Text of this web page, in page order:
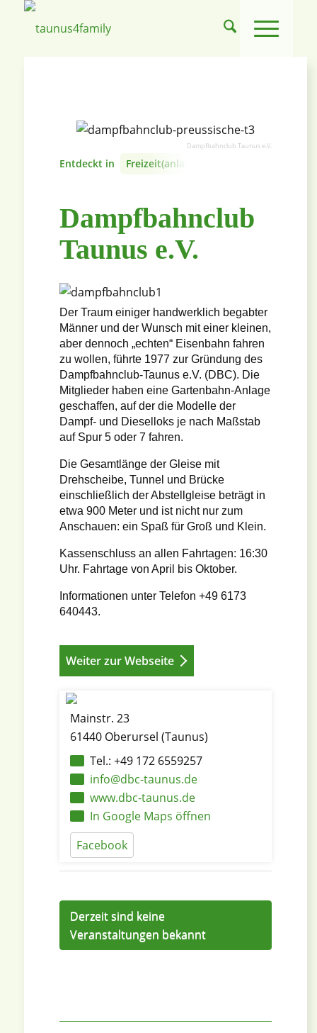
Dampfbahnclub Taunus e.V.
Entdeckt in Freizeit(anlage) - und Erlebnispark
Dampfbahnclub
Taunus e.V.
Der Traum einiger handwerklich begabter
Männer und der Wunsch mit einer kleinen,
aber dennoch „echten“ Eisenbahn fahren
zu wollen, führte 1977 zur Gründung des
Dampfbahnclub-Taunus e.V. (DBC). Die
Mitglieder haben eine Gartenbahn-Anlage
geschaffen, auf der die Modelle der
Dampf- und Dieselloks je nach Maßstab
auf Spur 5 oder 7 fahren.
Die Gesamtlänge der Gleise mit
Drehscheibe, Tunnel und Brücke
einschließlich der Abstellgleise beträgt in
etwa 900 Meter und ist nicht nur zum
Anschauen: ein Spaß für Groß und Klein.
Kassenschluss an allen Fahrtagen: 16:30
Uhr. Fahrtage von April bis Oktober.
Informationen unter Telefon +49 6173
640443.
Weiter zur Webseite
Mainstr. 23
61440 Oberursel (Taunus)
Tel.: +49 172 6559257
info@dbc-taunus.de
www.dbc-taunus.de
In Google Maps öffnen
Facebook
Derzeit sind keine
Veranstaltungen bekannt